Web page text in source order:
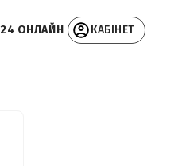
24 ОНЛАЙН КАБІНЕТ